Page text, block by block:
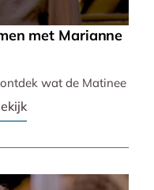
met Marianne
wat de Matinee